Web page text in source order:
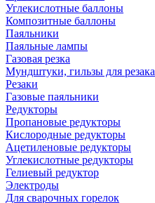
Углекислотные баллоны
Композитные баллоны
Паяльники
Паяльные лампы
Газовая резка
Мундштуки, гильзы для резака
Резаки
Газовые паяльники
Редукторы
Пропановые редукторы
Кислородные редукторы
Ацетиленовые редукторы
Углекислотные редукторы
Гелиевый редуктор
Электроды
Для сварочных горелок